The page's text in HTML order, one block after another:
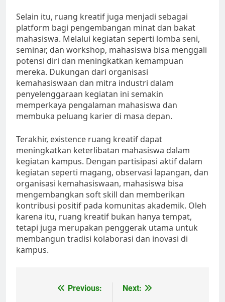
Selain itu, ruang kreatif juga menjadi sebagai
platform bagi pengembangan minat dan bakat
mahasiswa. Melalui kegiatan seperti lomba seni,
seminar, dan workshop, mahasiswa bisa menggali
potensi diri dan meningkatkan kemampuan
mereka. Dukungan dari organisasi
kemahasiswaan dan mitra industri dalam
penyelenggaraan kegiatan ini semakin
memperkaya pengalaman mahasiswa dan
membuka peluang karier di masa depan.
Terakhir, existence ruang kreatif dapat
meningkatkan keterlibatan mahasiswa dalam
kegiatan kampus. Dengan partisipasi aktif dalam
kegiatan seperti magang, observasi lapangan, dan
organisasi kemahasiswaan, mahasiswa bisa
mengembangkan soft skill dan memberikan
kontribusi positif pada komunitas akademik. Oleh
karena itu, ruang kreatif bukan hanya tempat,
tetapi juga merupakan penggerak utama untuk
membangun tradisi kolaborasi dan inovasi di
kampus.
Previous: Next: